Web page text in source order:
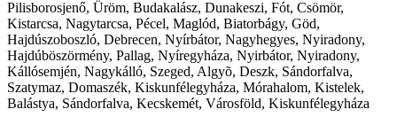
Pilisborosjenő, Üröm, Budakalász, Dunakeszi, Fót, Csömör,
Kistarcsa, Nagytarcsa, Pécel, Maglód, Biatorbágy, Göd,
Hajdúszoboszló, Debrecen, Nyírbátor, Nagyhegyes, Nyiradony,
Hajdúböszörmény, Pallag, Nyíregyháza, Nyirbátor, Nyiradony,
Kállósemjén, Nagykálló, Szeged, Algyõ, Deszk, Sándorfalva,
Szatymaz, Domaszék, Kiskunfélegyháza, Mórahalom, Kistelek,
Balástya, Sándorfalva, Kecskemét, Városföld, Kiskunfélegyháza